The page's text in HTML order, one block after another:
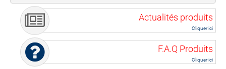
Actualités produits
Cliquer ici
F.A.Q Produits
Cliquer ici